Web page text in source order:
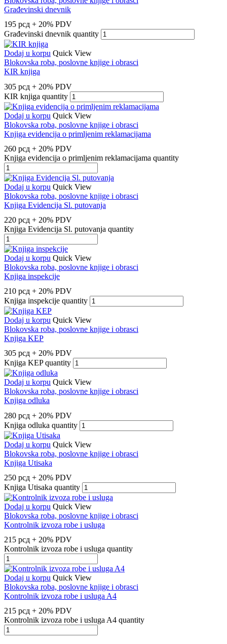
Građevinski dnevnik
195 рсд + 20% PDV
Građevinski dnevnik quantity
Dodaj u korpu Quick View
Blokovska roba, poslovne knjige i obrasci
KIR knjiga
305 рсд + 20% PDV
KIR knjiga quantity
Dodaj u korpu Quick View
Blokovska roba, poslovne knjige i obrasci
Knjiga evidencija o primljenim reklamacijama
260 рсд + 20% PDV
Knjiga evidencija o primljenim reklamacijama quantity
Dodaj u korpu Quick View
Blokovska roba, poslovne knjige i obrasci
Knjiga Evidencija Sl. putovanja
220 рсд + 20% PDV
Knjiga Evidencija Sl. putovanja quantity
Dodaj u korpu Quick View
Blokovska roba, poslovne knjige i obrasci
Knjiga inspekcije
210 рсд + 20% PDV
Knjiga inspekcije quantity
Dodaj u korpu Quick View
Blokovska roba, poslovne knjige i obrasci
Knjiga KEP
305 рсд + 20% PDV
Knjiga KEP quantity
Dodaj u korpu Quick View
Blokovska roba, poslovne knjige i obrasci
Knjiga odluka
280 рсд + 20% PDV
Knjiga odluka quantity
Dodaj u korpu Quick View
Blokovska roba, poslovne knjige i obrasci
Knjiga Utisaka
250 рсд + 20% PDV
Knjiga Utisaka quantity
Dodaj u korpu Quick View
Blokovska roba, poslovne knjige i obrasci
Kontrolnik izvoza robe i usluga
215 рсд + 20% PDV
Kontrolnik izvoza robe i usluga quantity
Dodaj u korpu Quick View
Blokovska roba, poslovne knjige i obrasci
Kontrolnik izvoza robe i usluga A4
215 рсд + 20% PDV
Kontrolnik izvoza robe i usluga A4 quantity